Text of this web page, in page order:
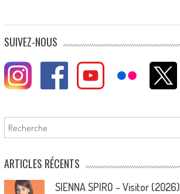
SUIVEZ-NOUS
Rechercher
ARTICLES RÉCENTS
SIENNA SPIRO – Visitor (2026)